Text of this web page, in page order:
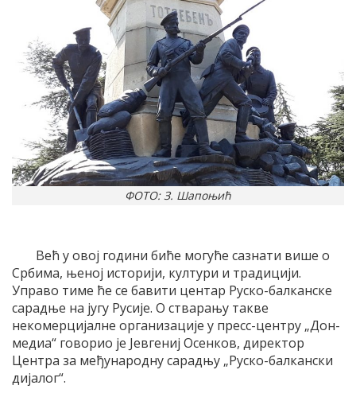
ФОТО: З. Шапоњић
Већ у овој години биће могуће сазнати више о
Србима, њеној историји, култури и традицији.
Управо тиме ће се бавити центар Руско-балканске
сарадње на југу Русије. О стварању такве
некомерцијалне организације у пресс-центру „Дон-
медиа“ говорио је Јевгениј Осенков, директор
Центра за међународну сарадњу „Руско-балкански
дијалог“.